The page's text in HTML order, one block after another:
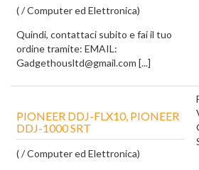
( / Computer ed Elettronica)
Quindi, contattaci subito e fai il tuo
ordine tramite: EMAIL:
Gadgethousltd@gmail.com [...]
PIONEER DDJ-FLX10, PIONEER
DDJ-1000 SRT
( / Computer ed Elettronica)